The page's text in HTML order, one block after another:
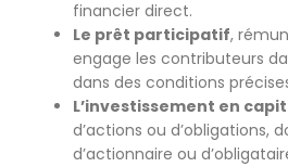
financier direct.
Le prêt participatif,
engage les contributeurs
dans des conditions
L’investissement en
d’actions ou d’obligations,
d’actionnaire ou